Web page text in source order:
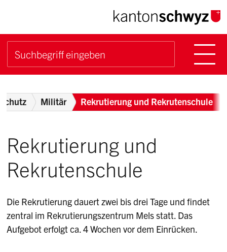
Navigieren im Kanton
Schnellnavigation
Suchbegriff
Breadcrumb
Militär Rekrutierung und Rekrutenschule
Rekrutierung und
Rekrutenschule
Die Rekrutierung dauert zwei bis drei Tage und findet
zentral im Rekrutierungszentrum Mels statt. Das
Aufgebot erfolgt ca. 4 Wochen vor dem Einrücken.